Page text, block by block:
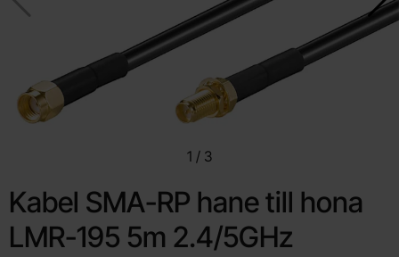
1 / 3
Kabel SMA-RP hane till hona
LMR-195 5m 2.4/5GHz